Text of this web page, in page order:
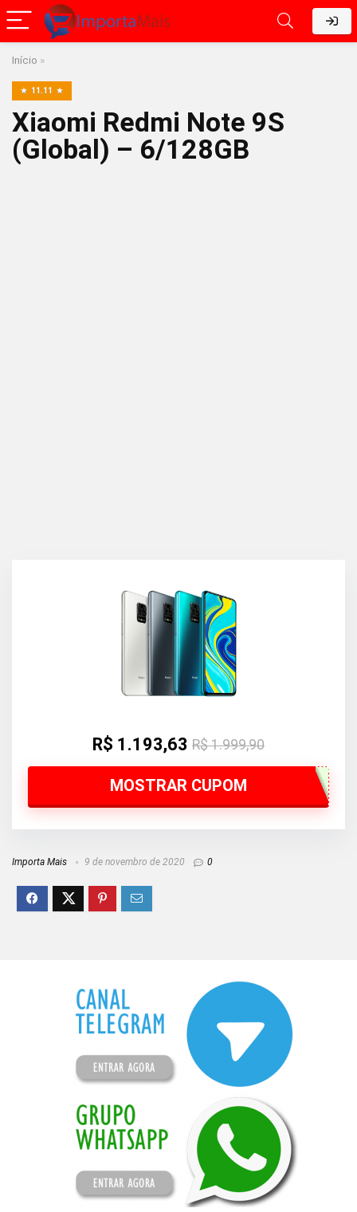
Início »
11.11
Xiaomi Redmi Note 9S
(Global) – 6/128GB
R$ 1.193,63 R$ 1.999,90
MOSTRAR CUPOM
Importa Mais 9 de novembro de 2020 0